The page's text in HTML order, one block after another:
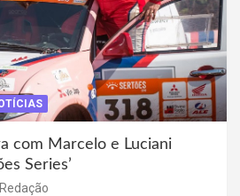
com Marcelo e Luciani
Series’